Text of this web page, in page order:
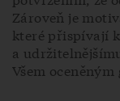
Zároveň je
které přispívají
a
Všem oceněným